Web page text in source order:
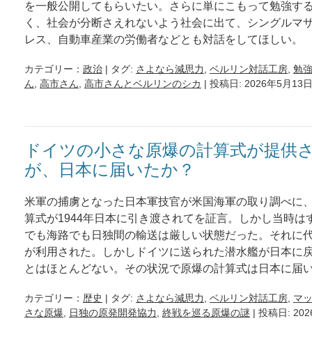
を一般公開してもらいたい。さらに単にこもって勉強す
く、社会が分断さえれないよう社会に出て、シングルマ
レス、自動車産業の労働者などとも対話をしてほしい。
カテゴリー： 政治 | タグ: さよなら減思力 ベルリン対話工房 勉
ん 高市さん 高市さんとベルリンのシカ | 投稿日: 2026年5月13日
ドイツの小さな原爆の計算式が提供
が、日本に届いたか？
米軍の捕虜となった日本軍技官が米国海軍の取り調べに
算式が1944年日本に引き渡されてを証言。しかし当時は
でも海路でも日独間の輸送は厳しい状態だった。それに
が利用された。しかしドイツに送られた潜水艦が日本に
とはほとんどない。その状況で原爆の計算式は日本に届
カテゴリー： 歴史 | タグ: さよなら減思力 ベルリン対話工房 マ
さな原爆
日独の原発開発協力 終戦を巡る原爆の謎 | 投稿日: